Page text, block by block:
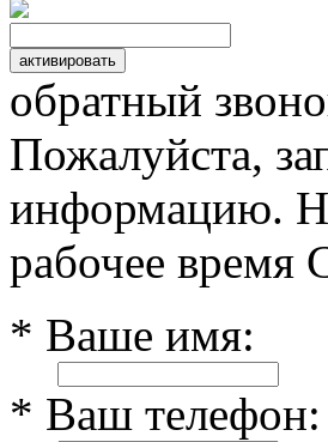
обратный
Пожалуйста,
информацию.
рабочее время
* Ваше имя:
* Ваш телефон: